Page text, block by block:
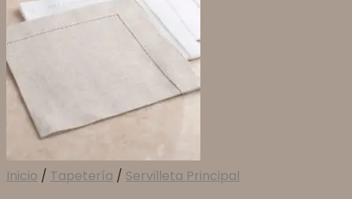
Inicio / Tapetería / Servilleta Principal